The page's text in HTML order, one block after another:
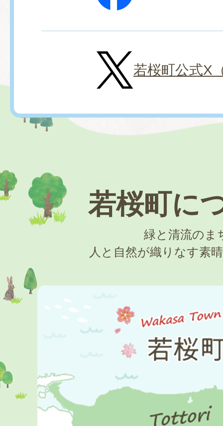
た。（議会事務局）
令和8年7月臨時会議決結果
2026年07月17日
令和8年度 第2回鳥取県町村
試験(一般事務・専門職)を実
若桜町公式X
若桜町に
緑と清流のま
人と自然が織りなす素